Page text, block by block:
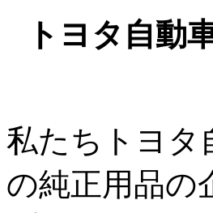
トヨタ自動
私たちトヨタ
の純正用品の